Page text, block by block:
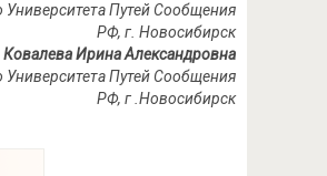
Университета Путей Сообщения
РФ, г. Новосибирск
Ковалева Ирина Александровна
Университета Путей Сообщения
РФ, г .Новосибирск